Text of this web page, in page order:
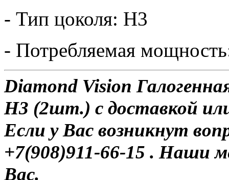
- Тип цоколя: H3
- Потребляемая
Diamond Vision
H3 (2шт.) с доставкой
Если у Вас возникнут
+7(908)911-66-15 . Наши
Вас.